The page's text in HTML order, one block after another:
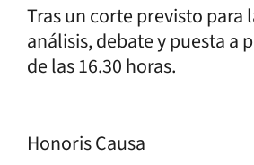
Tras un corte previsto para
análisis, debate y puesta a
de las 16.30 horas.
Honoris Causa